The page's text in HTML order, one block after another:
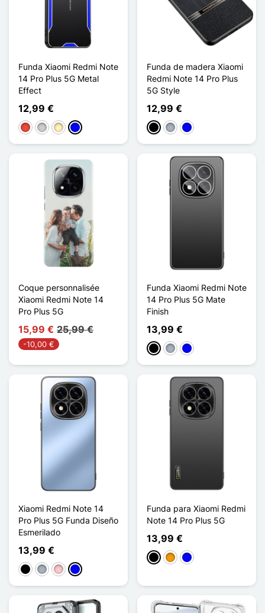
Funda Xiaomi Redmi Note
14 Pro Plus 5G Metal
Effect
12,99 €
RojoPlataOro Azul
Funda de madera Xiaomi
Redmi Note 14 Pro Plus
5G Style
12,99 €
NegroGris Azul
Coque personnalisée
Xiaomi Redmi Note 14
Pro Plus 5G
15,99 € 25,99 €
-10,00 €
Funda Xiaomi Redmi Note
14 Pro Plus 5G Mate
Finish
13,99 €
NegroGris Azul
Xiaomi Redmi Note 14
Pro Plus 5G Funda Diseño
Esmerilado
13,99 €
NegroGris RosaAzul
Funda para Xiaomi Redmi
Note 14 Pro Plus 5G
13,99 €
NegroNaranja
Azul